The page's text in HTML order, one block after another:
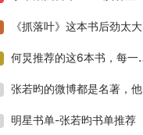
《抓落叶》这本书后劲太大了！
何炅推荐的这6本书，每一本都是经典的
张若昀的微博都是名著，他读了多少书？
明星书单-张若昀书单推荐